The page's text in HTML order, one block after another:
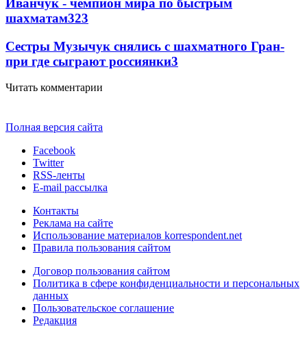
Иванчук - чемпион мира по быстрым
шахматам323
Сестры Музычук снялись с шахматного Гран-
при где сыграют россиянки3
Читать комментарии
Полная версия сайта
Facebook
Twitter
RSS-ленты
E-mail рассылка
Контакты
Реклама на сайте
Использование материалов korrespondent.net
Правила пользования сайтом
Договор пользования сайтом
Политика в сфере конфиденциальности и персональных
данных
Пользовательское соглашение
Редакция